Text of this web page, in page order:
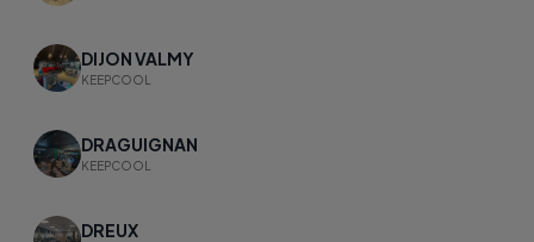
DIJON VALMY
KEEPCOOL
DRAGUIGNAN
KEEPCOOL
DREUX